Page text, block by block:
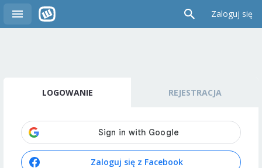
Zaloguj się
LOGOWANIE REJESTRACJA
Zaloguj się z Facebook